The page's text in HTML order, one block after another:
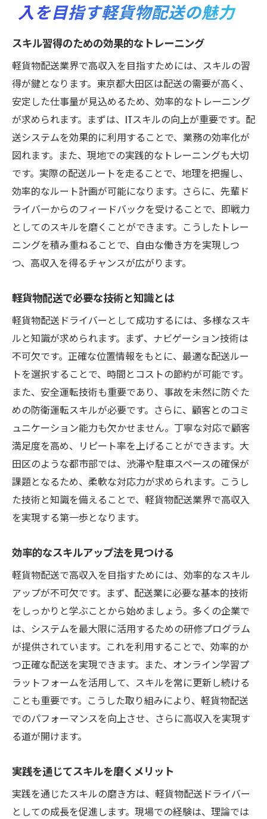
入を目指す軽貨物配送の魅力
スキル習得のための効果的なトレーニング
軽貨物配送業界で高収入を目指すためには、スキルの習
得が鍵となります。東京都大田区は配送の需要が高く、
安定した仕事量が見込めるため、効率的なトレーニング
が求められます。まずは、ITスキルの向上が重要です。配
送システムを効果的に利用することで、業務の効率化が
図れます。また、現地での実践的なトレーニングも大切
です。実際の配送ルートを走ることで、地理を把握し、
効率的なルート計画が可能になります。さらに、先輩ド
ライバーからのフィードバックを受けることで、即戦力
としてのスキルを磨くことができます。こうしたトレー
ニングを積み重ねることで、自由な働き方を実現しつ
つ、高収入を得るチャンスが広がります。
軽貨物配送で必要な技術と知識とは
軽貨物配送ドライバーとして成功するには、多様なスキ
ルと知識が求められます。まず、ナビゲーション技術は
不可欠です。正確な位置情報をもとに、最適な配送ルー
トを選択することで、時間とコストの節約が可能です。
また、安全運転技術も重要であり、事故を未然に防ぐた
めの防衛運転スキルが必要です。さらに、顧客とのコミ
ュニケーション能力も欠かせません。丁寧な対応で顧客
満足度を高め、リピート率を上げることができます。大
田区のような都市部では、渋滞や駐車スペースの確保が
課題となるため、柔軟な対応力が求められます。こうし
た技術と知識を備えることで、軽貨物配送業界で高収入
を実現する第一歩となります。
効率的なスキルアップ法を見つける
軽貨物配送で高収入を目指すためには、効率的なスキル
アップが不可欠です。まず、配送業に必要な基本的技術
をしっかりと学ぶことから始めましょう。多くの企業で
は、システムを最大限に活用するための研修プログラム
が提供されています。これを利用することで、効率的か
つ正確な配送を実現できます。また、オンライン学習プ
ラットフォームを活用して、スキルを常に更新し続ける
ことも重要です。こうした取り組みにより、軽貨物配送
でのパフォーマンスを向上させ、さらに高収入を実現す
る道が開けます。
実践を通じてスキルを磨くメリット
実践を通じたスキルの磨き方は、軽貨物配送ドライバー
としての成長を促進します。現場での経験は、理論では